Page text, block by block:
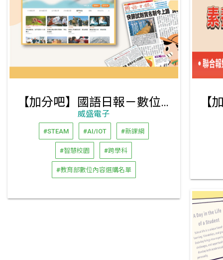
【加分吧】國語日報－數位精選版
威盛電子
#STEAM #AI/IOT #新課綱
#智慧校園 #跨學科
#教育部數位內容選購名單